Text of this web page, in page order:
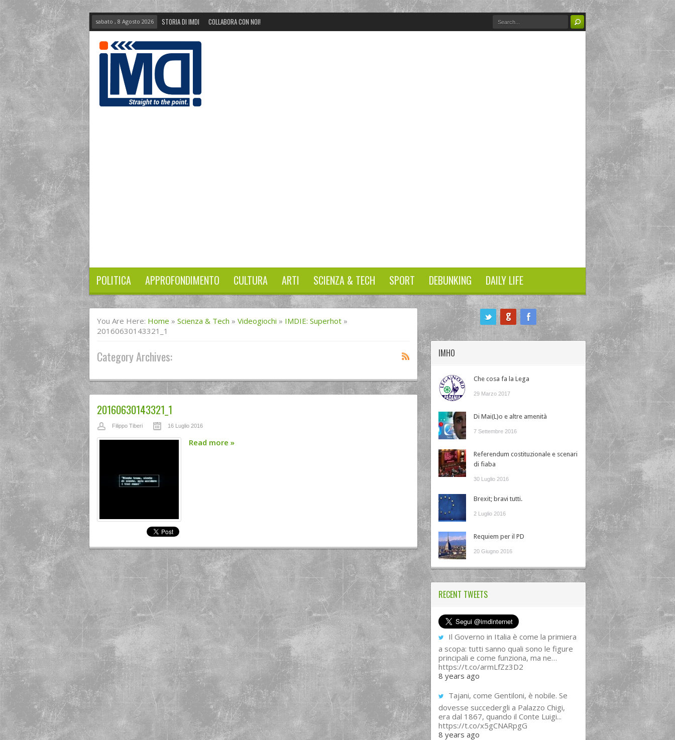
sabato , 8 Agosto 2026 STORIA DI IMDI COLLABORA CON NOI!
POLITICA APPROFONDIMENTO CULTURA ARTI SCIENZA & TECH SPORT DEBUNKING DAILY LIFE
You Are Here: Home » Scienza & Tech » Videogiochi » IMDIE: Superhot »
20160630143321_1
Category Archives:
20160630143321_1
Filippo Tiberi 16 Luglio 2016
Read more »
IMHO
Che cosa fa la Lega
29 Marzo 2017
Di Mai(L)o e altre amenità
7 Settembre 2016
Referendum costituzionale e scenari
di fiaba
30 Luglio 2016
Brexit; bravi tutti.
2 Luglio 2016
Requiem per il PD
20 Giugno 2016
RECENT TWEETS
Il Governo in Italia è come la primiera
a scopa: tutti sanno quali sono le figure
principali e come funziona, ma ne…
https://t.co/armLfZz3D2
8 years ago
Tajani, come Gentiloni, è nobile. Se
dovesse succedergli a Palazzo Chigi,
era dal 1867, quando il Conte Luigi...
https://t.co/x5gCNARpgG
8 years ago